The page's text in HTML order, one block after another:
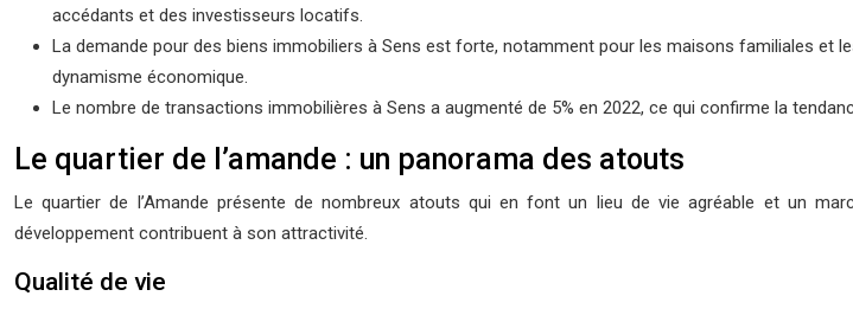
accédants et des investisseurs locatifs.
La demande pour des biens immobiliers à Sens est forte, notamment pour les maisons familiales et
dynamisme économique.
Le nombre de transactions immobilières à Sens a augmenté de 5% en 2022, ce qui confirme la
Le quartier de l’amande : un panorama des atouts
Le quartier de l’Amande présente de nombreux atouts qui en font un lieu de vie agréable et un
développement contribuent à son attractivité.
Qualité de vie